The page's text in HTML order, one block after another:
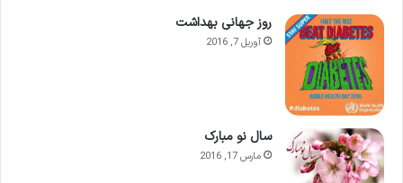
روز جهانی بهداشت
آوریل 7, 2016
سال نو مبارک
مارس 17, 2016